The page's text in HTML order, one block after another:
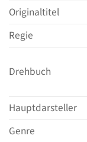
Originaltitel
Regie
Drehbuch
Hauptdarsteller
Genre